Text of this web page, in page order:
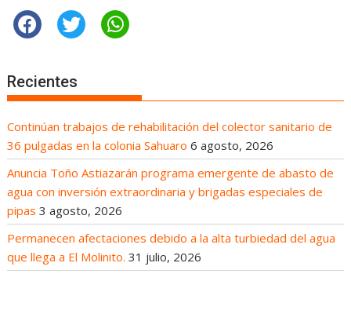
Recientes
Continúan trabajos de rehabilitación del colector sanitario de
36 pulgadas en la colonia Sahuaro 6 agosto, 2026
Anuncia Toño Astiazarán programa emergente de abasto de
agua con inversión extraordinaria y brigadas especiales de
pipas 3 agosto, 2026
Permanecen afectaciones debido a la alta turbiedad del agua
que llega a El Molinito. 31 julio, 2026